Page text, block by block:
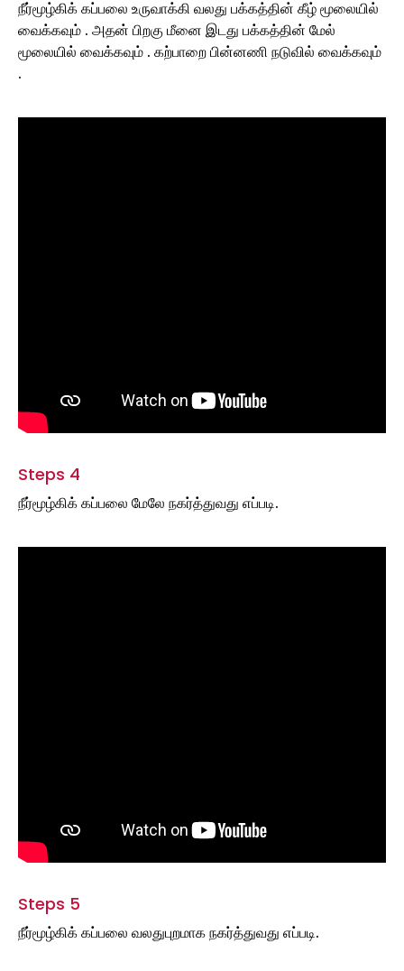
நீர்மூழ்கிக் கப்பலை உருவாக்கி வலது பக்கத்தின் கீழ் மூலையில்
வைக்கவும் . அதன் பிறகு மீனை இடது பக்கத்தின் மேல்
மூலையில் வைக்கவும் . கற்பாறை பின்னணி நடுவில் வைக்கவும்
.
Steps 4
நீர்மூழ்கிக் கப்பலை மேலே நகர்த்துவது எப்படி.
Steps 5
நீர்மூழ்கிக் கப்பலை வலதுபுறமாக நகர்த்துவது எப்படி.